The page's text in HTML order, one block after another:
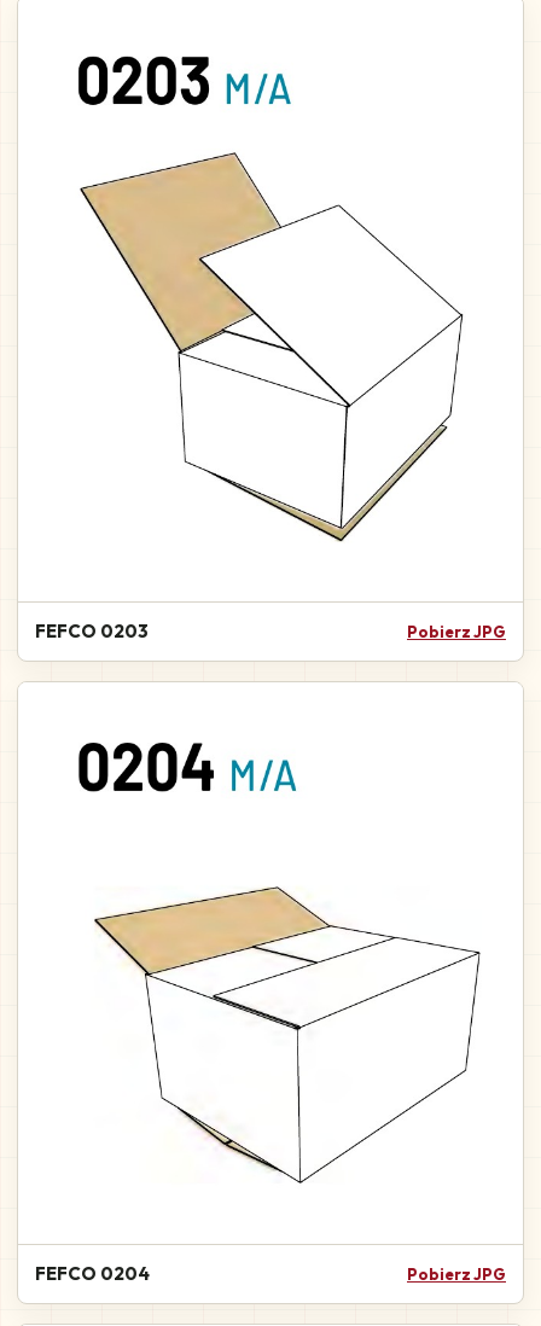
FEFCO 0203 Pobierz JPG
FEFCO 0204 Pobierz JPG